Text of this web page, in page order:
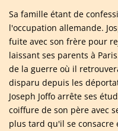
Sa famille étant de
l'occupation allemande.
fuite avec son frère pour
laissant ses parents à
de la guerre où il
disparu depuis les
Joseph Joffo arrête ses
coiffure de son père avec
plus tard qu'il se